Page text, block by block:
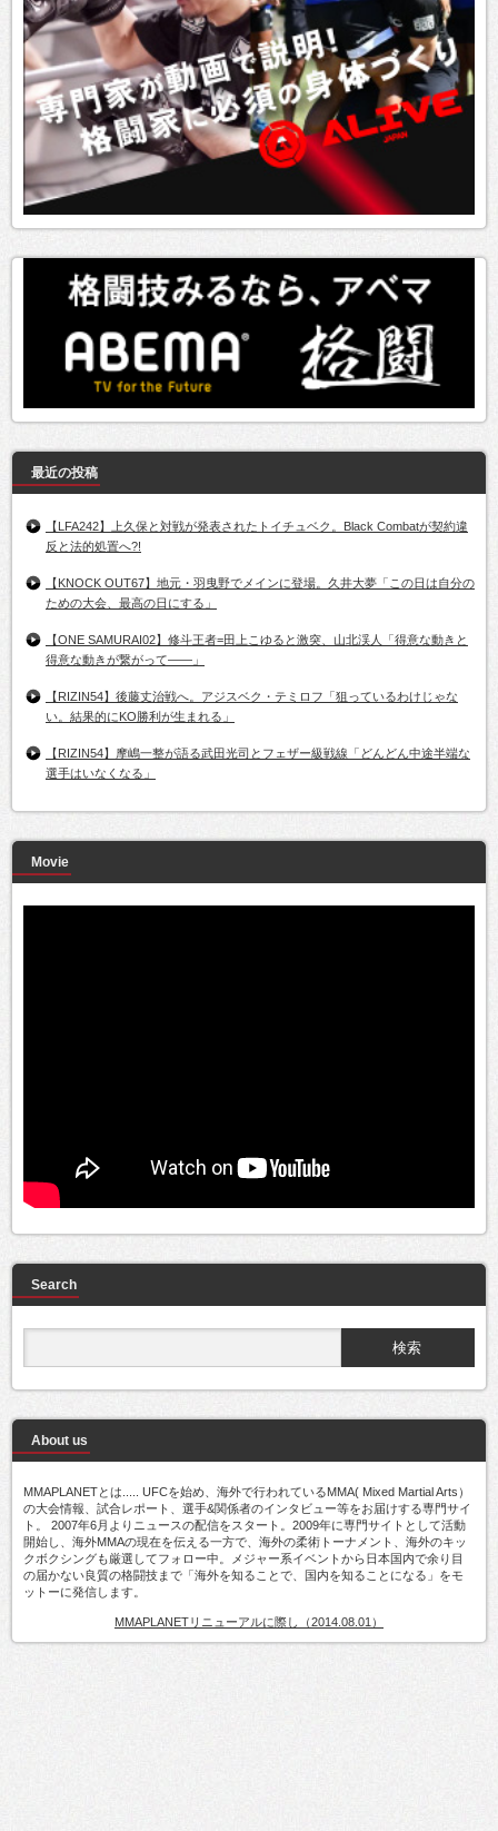
最近の投稿
【LFA242】上久保と対戦が発表されたトイチュベク。Black Combatが契約違
反と法的処置へ?!
【KNOCK OUT67】地元・羽曳野でメインに登場。久井大夢「この日は自分の
ための大会、最高の日にする」
【ONE SAMURAI02】修斗王者=田上こゆると激突、山北渓人「得意な動きと
得意な動きが繋がって――」
【RIZIN54】後藤丈治戦へ。アジスベク・テミロフ「狙っているわけじゃな
い。結果的にKO勝利が生まれる」
【RIZIN54】摩嶋一整が語る武田光司とフェザー級戦線「どんどん中途半端な
選手はいなくなる」
Movie
Search
About us
MMAPLANETとは..... UFCを始め、海外で行われているMMA( Mixed Martial Arts）
の大会情報、試合レポート、選手&関係者のインタビュー等をお届けする専門サイ
ト。 2007年6月よりニュースの配信をスタート。2009年に専門サイトとして活動
開始し、海外MMAの現在を伝える一方で、海外の柔術トーナメント、海外のキッ
クボクシングも厳選してフォロー中。メジャー系イベントから日本国内で余り目
の届かない良質の格闘技まで「海外を知ることで、国内を知ることになる」をモ
ットーに発信します。
MMAPLANETリニューアルに際し（2014.08.01）